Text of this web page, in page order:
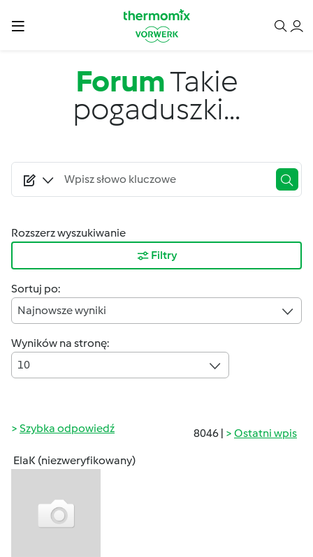
ForumTakie
pogaduszki...
Rozszerz wyszukiwanie
Filtry
Sortuj po:
Najnowsze wyniki
Wyników na stronę:
10
8046 | Ostatni wpis
Szybka odpowiedź
ElaK (niezweryfikowany)